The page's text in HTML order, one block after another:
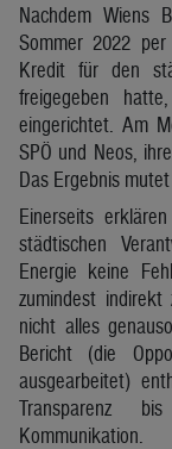
Nachdem Wiens
Sommer 2022 per
Kredit für den
freigegeben
eingerichtet. Am
SPÖ und Neos,
Das Ergebnis
Einerseits
städtischen
Energie keine
zumindest
nicht alles
Bericht (die
ausgearbeitet)
Transparenz
Kommunikation.